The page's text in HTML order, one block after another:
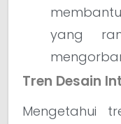
yang
Tren Desain
Mengetahui